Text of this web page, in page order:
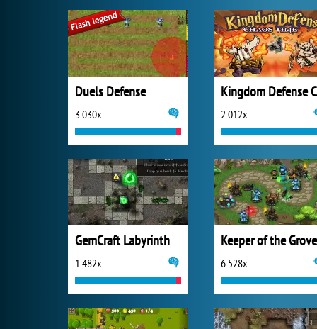
Duels Defense
3 030x 2 012x
GemCraft Labyrinth
1 482x
Keeper of the
6 528x